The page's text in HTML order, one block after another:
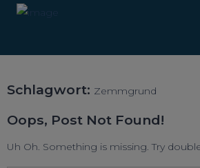
Schlagwort: Zemmgrund
Oops, Post Not Found!
Uh Oh. Something is missing. Try